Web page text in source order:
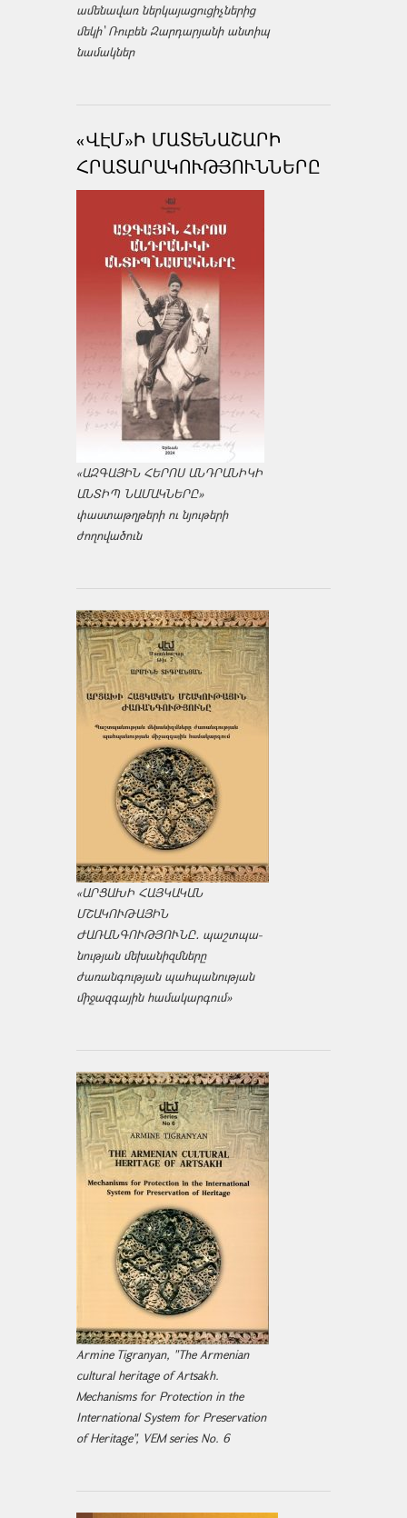
ամենավառ ներկայացուցիչներից
մեկի՝ Ռուբեն Զարդարյանի անտիպ
նամակներ
«ՎԷՄ»Ի ՄԱՏԵՆԱՇԱՐԻ
ՀՐԱՏԱՐԱԿՈՒԹՅՈՒՆՆԵՐԸ
«ԱԶԳԱՅԻՆ ՀԵՐՈՍ ԱՆԴՐԱՆԻԿԻ
ԱՆՏԻՊ ՆԱՄԱԿՆԵՐԸ»
փաստաթղթերի ու նյութերի
ժողովածուն
«ԱՐՑԱԽԻ ՀԱՅԿԱԿԱՆ
ՄՇԱԿՈՒԹԱՅԻՆ
ԺԱՌԱՆԳՈՒԹՅՈՒՆԸ․ պաշտպա­
նության մեխանիզմները
ժառանգության պահպանության
միջազ­գային համակարգում»
Armine Tigranyan, "The Armenian
cultural heritage of Artsakh.
Mechanisms for Protection in the
International System for Preservation
of Heritage", VEM series No. 6